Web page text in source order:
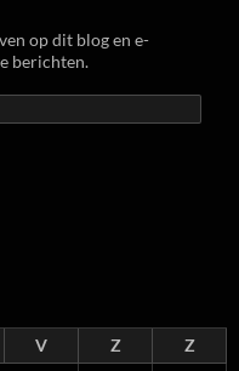
op dit blog en e-
berichten.
V Z
Z